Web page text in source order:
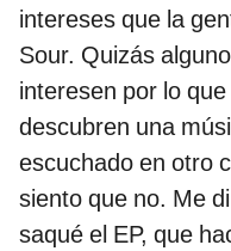
intereses que la
Sour. Quizás
interesen por lo
descubren una
escuchado en otro
siento que no. Me
saqué el EP, que